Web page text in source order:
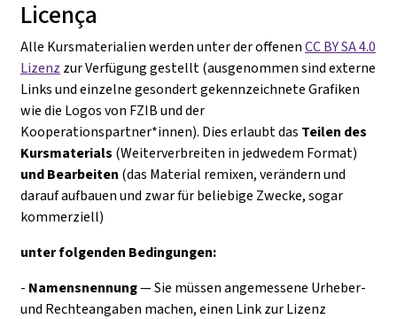
Licença
Alle Kursmaterialien werden unter der offenenCC BY SA 4.0
Lizenz zur Verfügung gestellt (ausgenommen sind externe
Links und einzelne gesondert gekennzeichnete Grafiken
wie die Logos von FZIB und der
Kooperationspartner*innen). Dies erlaubt das Teilen des
Kursmaterials (Weiterverbreiten in jedwedem Format)
und Bearbeiten (das Material remixen, verändern und
darauf aufbauen und zwar für beliebige Zwecke, sogar
kommerziell)
unter folgenden Bedingungen:
- Namensnennung— Sie müssen angemessene Urheber-
und Rechteangaben machen, einen Link zur Lizenz